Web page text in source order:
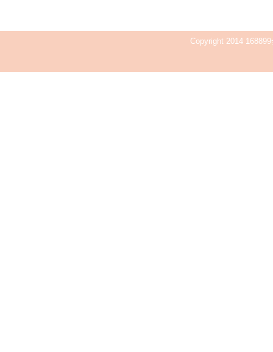
Copyright 2014